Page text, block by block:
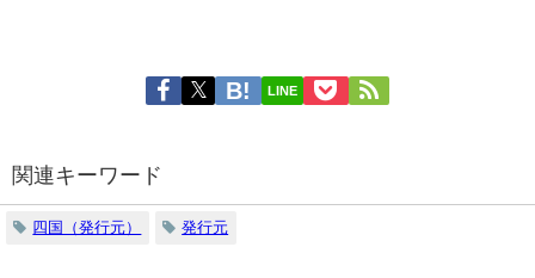
LINE
関連キーワード
四国（発行元） 発行元